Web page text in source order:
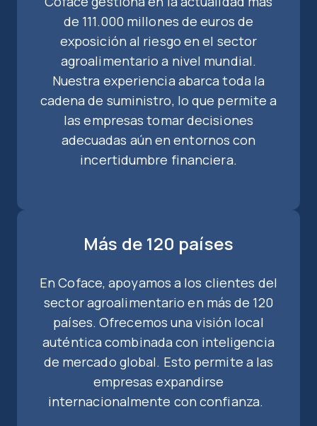
de 111.000 millones de euros de
exposición al riesgo en el sector
agroalimentario a nivel mundial.
Nuestra experiencia abarca toda la
cadena de suministro, lo que permite a
las empresas tomar decisiones
adecuadas aún en entornos con
incertidumbre financiera.
Más de 120 países
En Coface, apoyamos a los clientes del
sector agroalimentario en más de 120
países. Ofrecemos una visión local
auténtica combinada con inteligencia
de mercado global. Esto permite a las
empresas expandirse
internacionalmente con confianza.